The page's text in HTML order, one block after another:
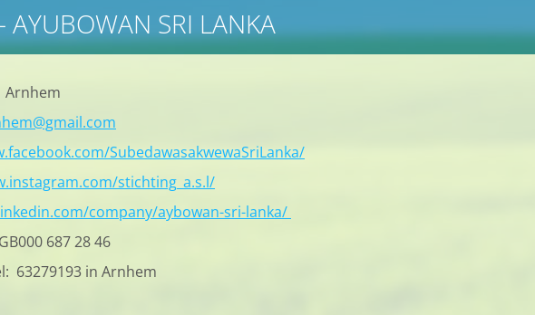
AYUBOWAN SRI LANKA
Arnhem
SubedawasakwewaSriLanka/
stichting_a.s.l/
company/aybowan-sri-lanka/
687 28 46
63279193 in Arnhem